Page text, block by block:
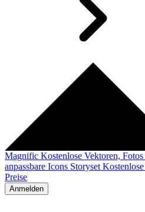
Magnific Kostenlose Vektoren,
anpassbare Icons Storyset
Preise
Anmelden